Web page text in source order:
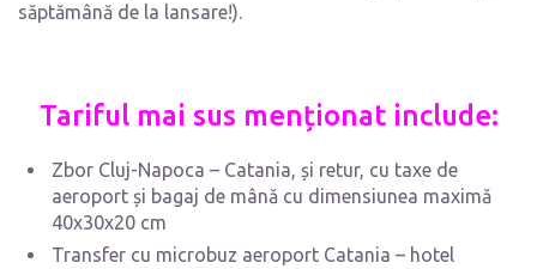
săptămână de la lansare!).
Tariful mai sus menționat include:
Zbor Cluj-Napoca – Catania, și retur, cu taxe de
aeroport și bagaj de mână cu dimensiunea maximă
40x30x20 cm
Transfer cu microbuz aeroport Catania – hotel